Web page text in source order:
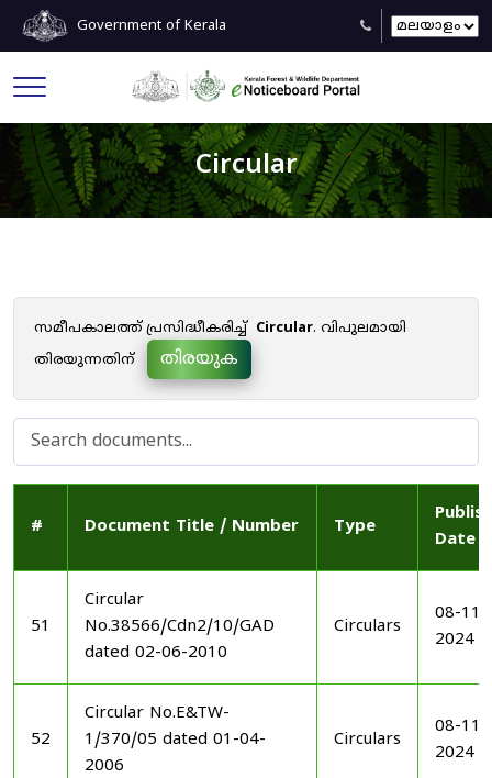
Government of Kerala
Circular
സമീപകാലത്ത് പ്രസിദ്ധീകരിച്ച് Circular. വിപുലമായി
തിരയുന്നതിന്
തിരയുക
# Document Title / Number Type
Date
51
Circular
No.38566/Cdn2/10/GAD
dated 02-06-2010
Circulars
08-11-
2024
52
Circular No.E&TW-
1/370/05 dated 01-04-
2006
Circulars
08-11-
2024